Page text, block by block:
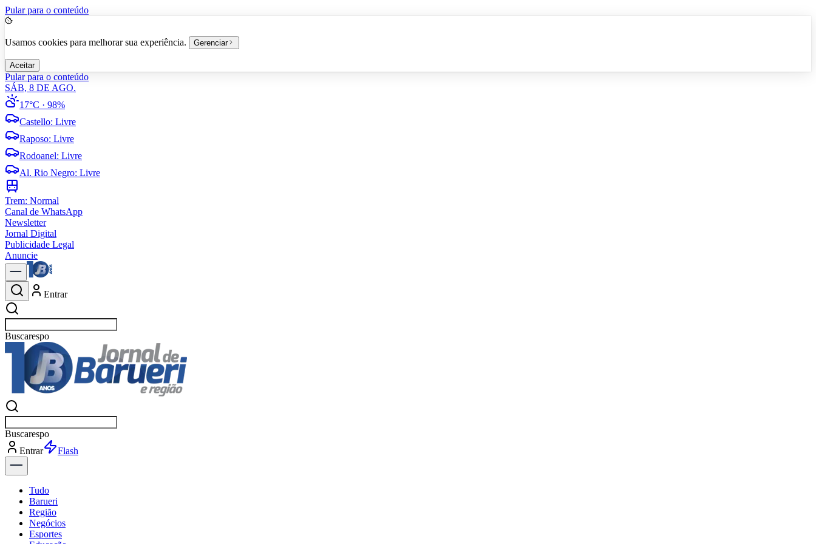
Pular para o conteúdo
Usamos cookies para melhorar sua experiência. Gerenciar
Aceitar
Pular para o conteúdo
SÁB, 8 DE AGO.
17°C · 98%
Castello: Livre
Raposo: Livre
Rodoanel: Livre
Al. Rio Negro: Livre
Trem: Normal
Canal de WhatsApp
Newsletter
Jornal Digital
Publicidade Legal
Anuncie
Entrar
Buscaresportes
Buscaresportes
Entrar
Flash
Tudo
Barueri
Região
Negócios
Esportes